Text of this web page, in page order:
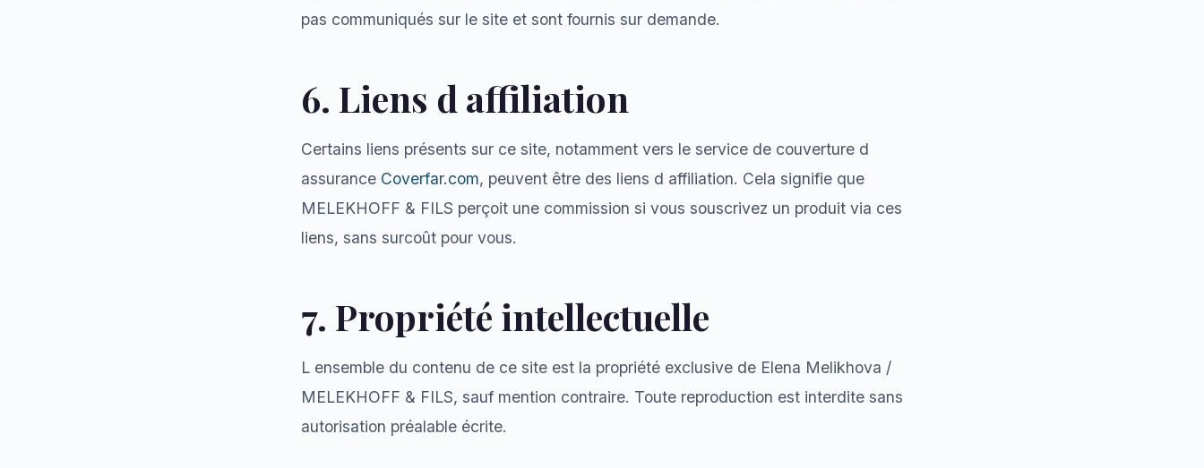
pas communiqués sur le site et sont fournis sur demande.
6. Liens d affiliation
Certains liens présents sur ce site, notamment vers le service de couverture d
assurance Coverfar.com, peuvent être des liens d affiliation. Cela signifie que
MELEKHOFF & FILS perçoit une commission si vous souscrivez un produit via ces
liens, sans surcoût pour vous.
7. Propriété intellectuelle
L ensemble du contenu de ce site est la propriété exclusive de Elena Melikhova /
MELEKHOFF & FILS, sauf mention contraire. Toute reproduction est interdite sans
autorisation préalable écrite.